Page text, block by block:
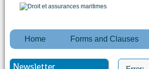
Home Forms and Clauses
Newsletter